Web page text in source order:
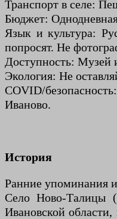
Транспорт в селе:
Бюджет:
Язык и культура:
попросят. Не
Доступность: Музей
Экология: Не
COVID/
Иваново.
История
Ранние упоминания
Село Ново-Талицы
Ивановской